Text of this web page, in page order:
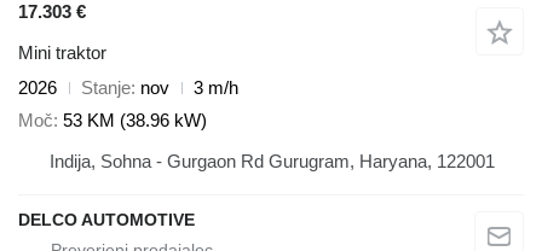
17.303 €
Mini traktor
2026
Stanje nov
3 m/h
Moč 53 KM (38.96 kW)
Indija, Sohna - Gurgaon Rd Gurugram, Haryana, 122001
DELCO AUTOMOTIVE